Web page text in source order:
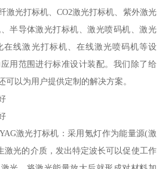
激光打标机、CO2激光打标机、紫外激光
半导体激光打标机、激光喷码机、激光
在线激光打标机、在线激光喷码机等设
用范围进行标准设计装配。我们除了给
可以为用户提供定制的解决方案。
激光打标机：采用氪灯作为能量源(激
激光的介质，发出特定波长可以促使工作